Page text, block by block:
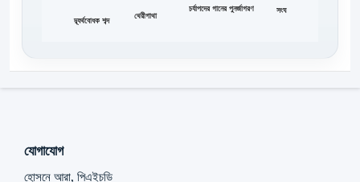
চর্যাপদের গানের পুনর্জাগরণ
থেরীগাথা
দ্ব্যর্থবোধক শব্দ
সংঘ
যোগাযোগ
হোসনে আরা, পিএইচডি